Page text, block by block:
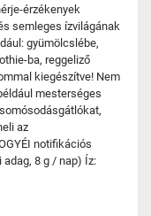
érzékenyek
semleges ízvilágának
gyümölcslébe,
ba, reggeliző
kiegészítve! Nem
mesterséges
az
notifikációs
adag, 8 g / nap) Íz: